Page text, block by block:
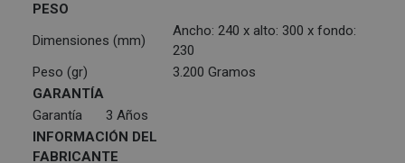
PESO
Dimensiones (mm)
Ancho: 240 x alto: 300 x fondo:
230
Peso (gr)
3.200 Gramos
GARANTÍA
Garantía
3 Años
INFORMACIÓN DEL
FABRICANTE